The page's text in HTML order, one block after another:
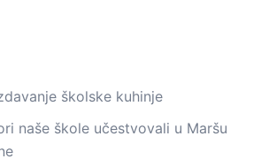
školske kuhinje
naše škole učestvovali u Maršu